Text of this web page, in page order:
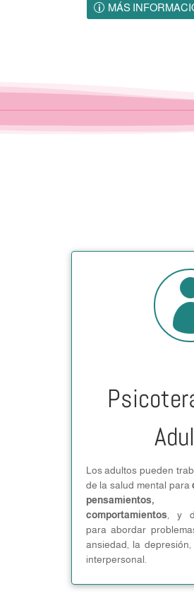
MÁS
Los adultos pueden
de la salud mental para
comportamientos , y
para abordar
ansiedad, la
interpersonal.